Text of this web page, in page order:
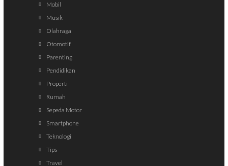
Mobil
Musik
Olahraga
Otomotif
Parenting
Pendidikan
Properti
Rumah
Sepeda Motor
Smartphone
Teknologi
Tips
Travel